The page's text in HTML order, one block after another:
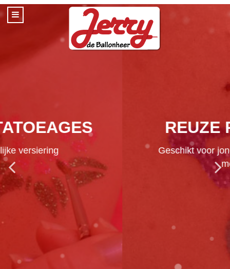
REUZE POPULAIR
Geschikt voor jong en oud, jongens en
meisjes